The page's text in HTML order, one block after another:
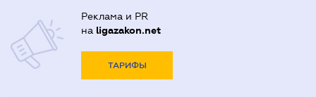
Реклама и PR
на ligazakon.net
ТАРИФЫ